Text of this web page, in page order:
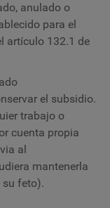
anulado o
para el
artículo 132.1 de
el subsidio.
trabajo o
cuenta propia
al
mantenerla
su feto).